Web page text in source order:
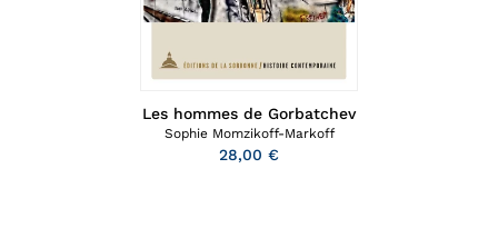
Les hommes de Gorbatchev
Sophie Momzikoff-Markoff
28,00 €